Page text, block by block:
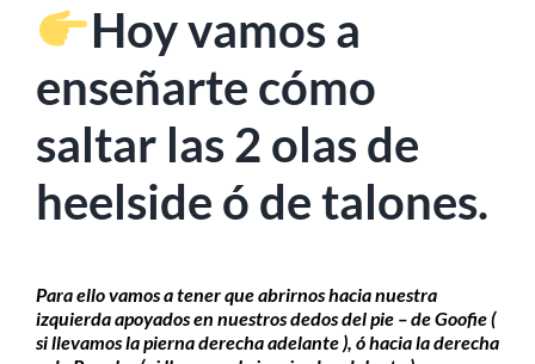
Hoy vamos a
enseñarte cómo
saltar las 2 olas de
heelside ó de talones.
Para ello vamos a tener que abrirnos hacia nuestra
izquierda apoyados en nuestros dedos del pie – de Goofie (
si llevamos la pierna derecha adelante ), ó hacia la derecha